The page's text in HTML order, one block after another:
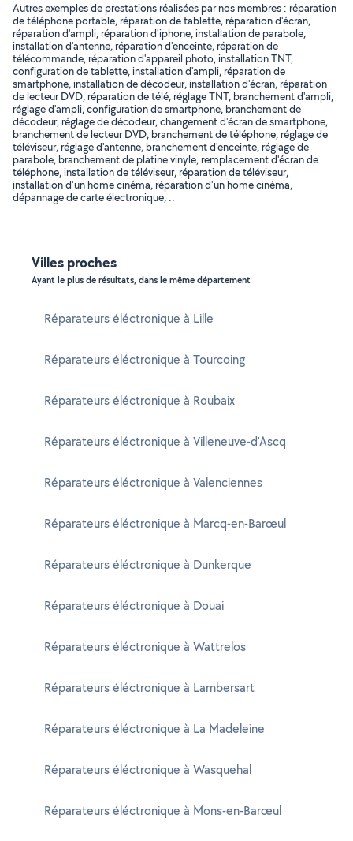
Autres exemples de prestations réalisées par nos membres : réparation
de téléphone portable, réparation de tablette, réparation d'écran,
réparation d'ampli, réparation d'iphone, installation de parabole,
installation d'antenne, réparation d'enceinte, réparation de
télécommande, réparation d'appareil photo, installation TNT,
configuration de tablette, installation d'ampli, réparation de
smartphone, installation de décodeur, installation d'écran, réparation
de lecteur DVD, réparation de télé, réglage TNT, branchement d'ampli,
réglage d'ampli, configuration de smartphone, branchement de
décodeur, réglage de décodeur, changement d'écran de smartphone,
branchement de lecteur DVD, branchement de téléphone, réglage de
téléviseur, réglage d'antenne, branchement d'enceinte, réglage de
parabole, branchement de platine vinyle, remplacement d'écran de
téléphone, installation de téléviseur, réparation de téléviseur,
installation d'un home cinéma, réparation d'un home cinéma,
dépannage de carte électronique, ..
Villes proches
Ayant le plus de résultats, dans le même département
Réparateurs éléctronique à Lille
Réparateurs éléctronique à Tourcoing
Réparateurs éléctronique à Roubaix
Réparateurs éléctronique à Villeneuve-d'Ascq
Réparateurs éléctronique à Valenciennes
Réparateurs éléctronique à Marcq-en-Barœul
Réparateurs éléctronique à Dunkerque
Réparateurs éléctronique à Douai
Réparateurs éléctronique à Wattrelos
Réparateurs éléctronique à Lambersart
Réparateurs éléctronique à La Madeleine
Réparateurs éléctronique à Wasquehal
Réparateurs éléctronique à Mons-en-Barœul